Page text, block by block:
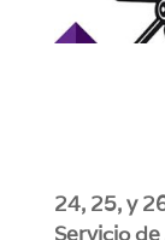
24, 25, y
Servicio